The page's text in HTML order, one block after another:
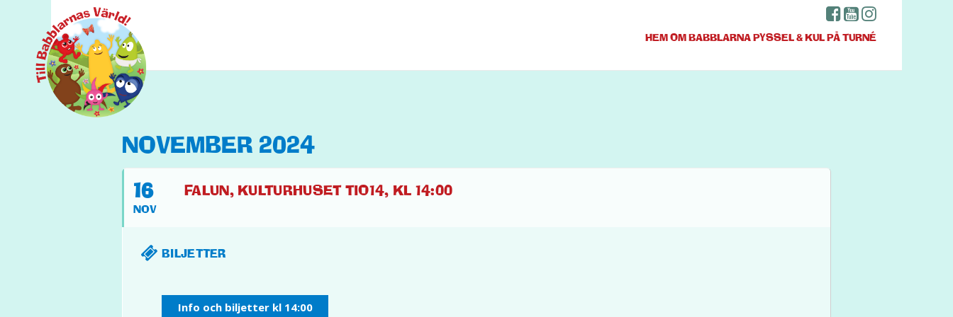
HEMOM BABBLARNAPYSSEL & KULPÅ TURNÉ
NOVEMBER 2024
16
NOV
FALUN, KULTURHUSET TIO14, KL 14:00
BILJETTER
Info och biljetter kl 14:00